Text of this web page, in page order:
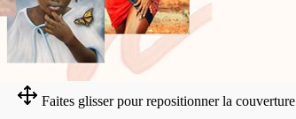
Faites glisser pour repositionner la couverture